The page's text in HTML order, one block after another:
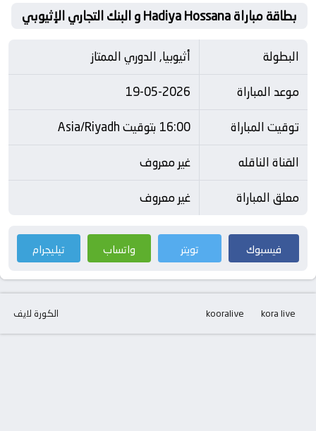
بطاقة مباراة Hadiya Hossana و البنك التجاري الإثيوبي
البطولة
أثيوبيا, الدوري الممتاز
موعد المباراة
19-05-2026
توقيت المباراة
16:00 بتوقيت Asia/Riyadh
القناة الناقله
غير معروف
معلق المباراة
غير معروف
فيسبوك تويتر واتساب تيليجرام
الكورة لايف kora live
kooralive